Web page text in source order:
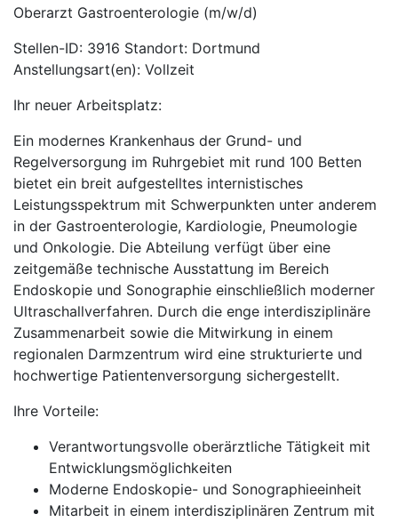
Oberarzt Gastroenterologie (m/w/d)
Stellen-ID: 3916 Standort: Dortmund
Anstellungsart(en): Vollzeit
Ihr neuer Arbeitsplatz:
Ein modernes Krankenhaus der Grund- und
Regelversorgung im Ruhrgebiet mit rund 100 Betten
bietet ein breit aufgestelltes internistisches
Leistungsspektrum mit Schwerpunkten unter anderem
in der Gastroenterologie, Kardiologie, Pneumologie
und Onkologie. Die Abteilung verfügt über eine
zeitgemäße technische Ausstattung im Bereich
Endoskopie und Sonographie einschließlich moderner
Ultraschallverfahren. Durch die enge interdisziplinäre
Zusammenarbeit sowie die Mitwirkung in einem
regionalen Darmzentrum wird eine strukturierte und
hochwertige Patientenversorgung sichergestellt.
Ihre Vorteile:
Verantwortungsvolle oberärztliche Tätigkeit mit
Entwicklungsmöglichkeiten
Moderne Endoskopie- und Sonographieeinheit
Mitarbeit in einem interdisziplinären Zentrum mit